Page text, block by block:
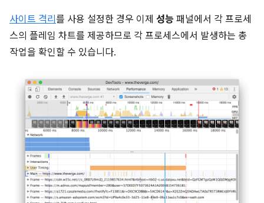
사이트 격리 를 사용 설정한 경우 이제 성능 패널에서 각 프로세
스의 플레임 차트를 제공하므로 각 프로세스에서 발생하는 총
작업을 확인할 수 있습니다.